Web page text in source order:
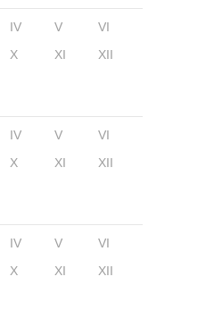
IV V
VI
X XI XII
IV V
VI
X XI XII
IV V
VI
X XI XII